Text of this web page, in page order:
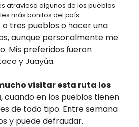
atraviesa algunos de los pueblos
más bonitos del país
o tres pueblos o hacer una
aunque personalmente me
Mis preferidos fueron
y Juayúa.
visitar esta ruta los
, cuando en los pueblos tienen
de todo tipo. Entre semana
y puede defraudar.